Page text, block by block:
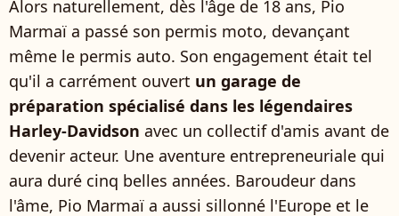
Alors naturellement, dès l'âge de 18 ans, Pio
Marmaï a passé son permis moto, devançant
même le permis auto. Son engagement était tel
qu'il a carrément ouvert un garage de
préparation spécialisé dans les légendaires
Harley-Davidson avec un collectif d'amis avant de
devenir acteur. Une aventure entrepreneuriale qui
aura duré cinq belles années. Baroudeur dans
l'âme, Pio Marmaï a aussi sillonné l'Europe et le